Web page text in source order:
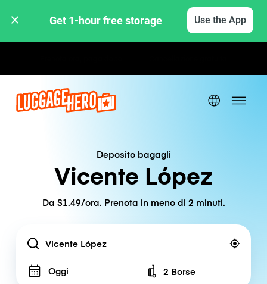
Get 1-hour free storage Use the App
Deposito bagagli
Vicente López
Da $1.49/ora. Prenota in meno di 2 minuti.
Location
Oggi Number of bags
2 Borse